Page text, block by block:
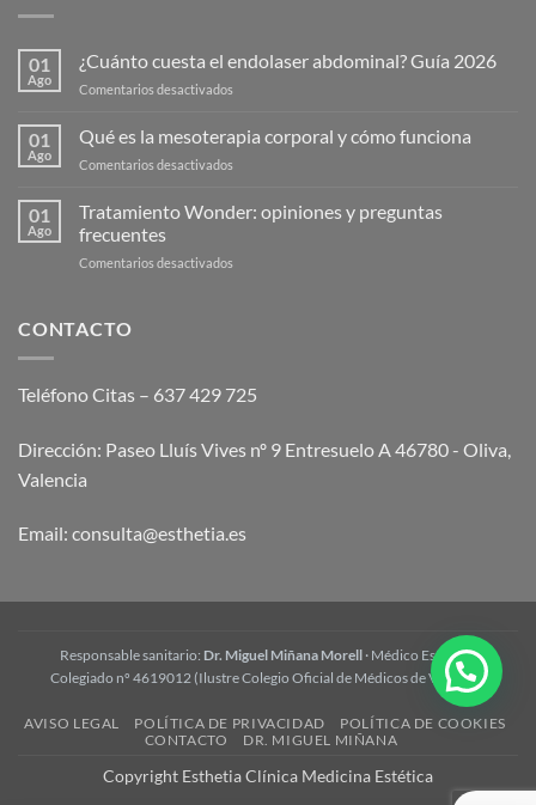
01
Ago
¿Cuánto cuesta el endolaser abdominal? Guía 2026
Comentarios desactivados
cuesta
el
Guía
01
Ago
Qué es la mesoterapia corporal y cómo funciona
Comentarios desactivados
es
01
Ago
Tratamiento Wonder: opiniones y preguntas
frecuentes
Comentarios desactivados
CONTACTO
Teléfono Citas – 637 429 725
Dirección: Paseo Lluís Vives nº 9 Entresuelo A 46780 - Oliva,
Valencia
Email: consulta@esthetia.es
Responsable sanitario: Dr. Miguel Miñana Morell· Médico Estético ·
Colegiado nº 4619012 (Ilustre Colegio Oficial de Médicos de Valencia)
AVISO LEGAL POLÍTICA DE PRIVACIDAD
POLÍTICA DE COOKIES
CONTACTO
DR. MIGUEL MIÑANA
Copyright Esthetia Clínica Medicina Estética